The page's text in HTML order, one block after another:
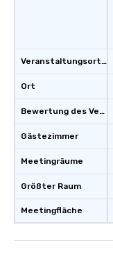
Veranstaltungsortstyp
Ort
Bewertung des Veranstaltungsortes
Gästezimmer
Meetingräume
Größter Raum
Meetingfläche